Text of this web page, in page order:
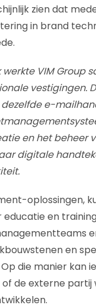
zien dat
in brand
werkte VIM
vestigingen.
e-
en het
digitale
oplossingen,
en
en
die manier kan
de externe